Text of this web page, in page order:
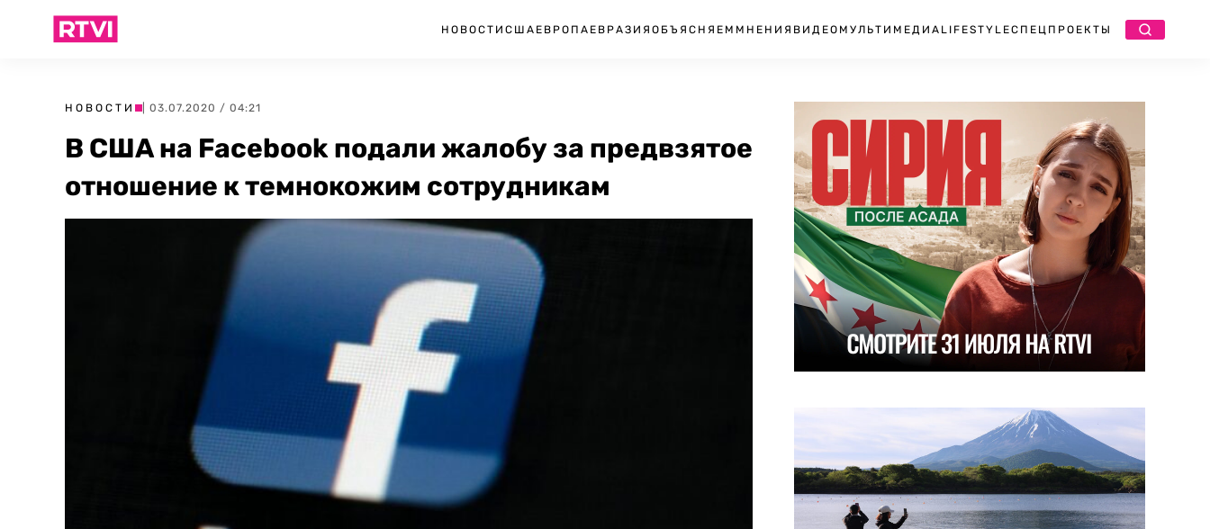
НОВОСТИ США ЕВРОПА ЕВРАЗИЯ ОБЪЯСНЯЕМ МНЕНИЯ ВИДЕО МУЛЬТИМЕДИА LIFESTYLEСПЕЦПРОЕКТЫ
НОВОСТИ | 03.07.2020 / 04:21
В США на Facebook подали жалобу за предвзятое
отношение к темнокожим сотрудникам